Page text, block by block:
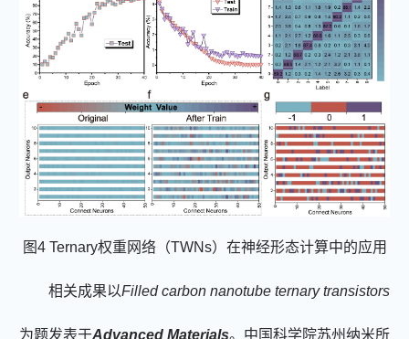
图4 Ternary权重网络（TWNs）在神经形态计算中的应用
相关成果以Filled carbon nanotube ternary transistors
为题发表于Advanced Materials。中国科学院苏州纳米所